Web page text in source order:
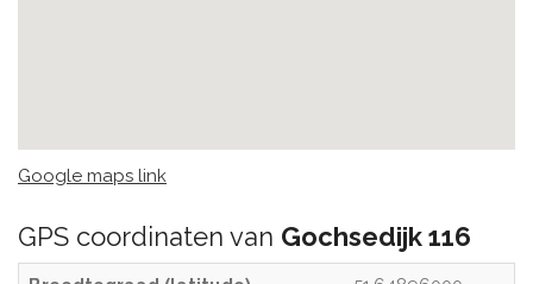
Google maps link
GPS coordinaten van Gochsedijk 116